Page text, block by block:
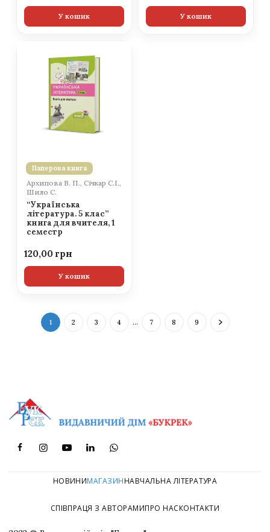
У кошик У кошик
Паперова книга
Архипова В. П., Січкар С.І.,
Шило С.
“Українська
література. 5 клас”
книга для вчителя, 1
семестр
120,00
У кошик
1 2 3 4 … 7 8 9
НОВИНИМАГАЗИННАВЧАЛЬНА ЛІТЕРАТУРА
СПІВПРАЦЯ З АВТОРАМИПРО НАСКОНТАКТИ